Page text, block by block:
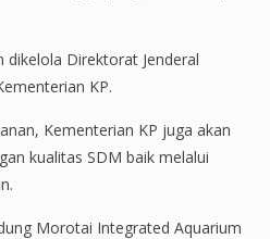
dikelola Direktorat Jenderal
KP.
Kementerian KP juga akan
kualitas SDM baik melalui
Morotai Integrated Aquarium